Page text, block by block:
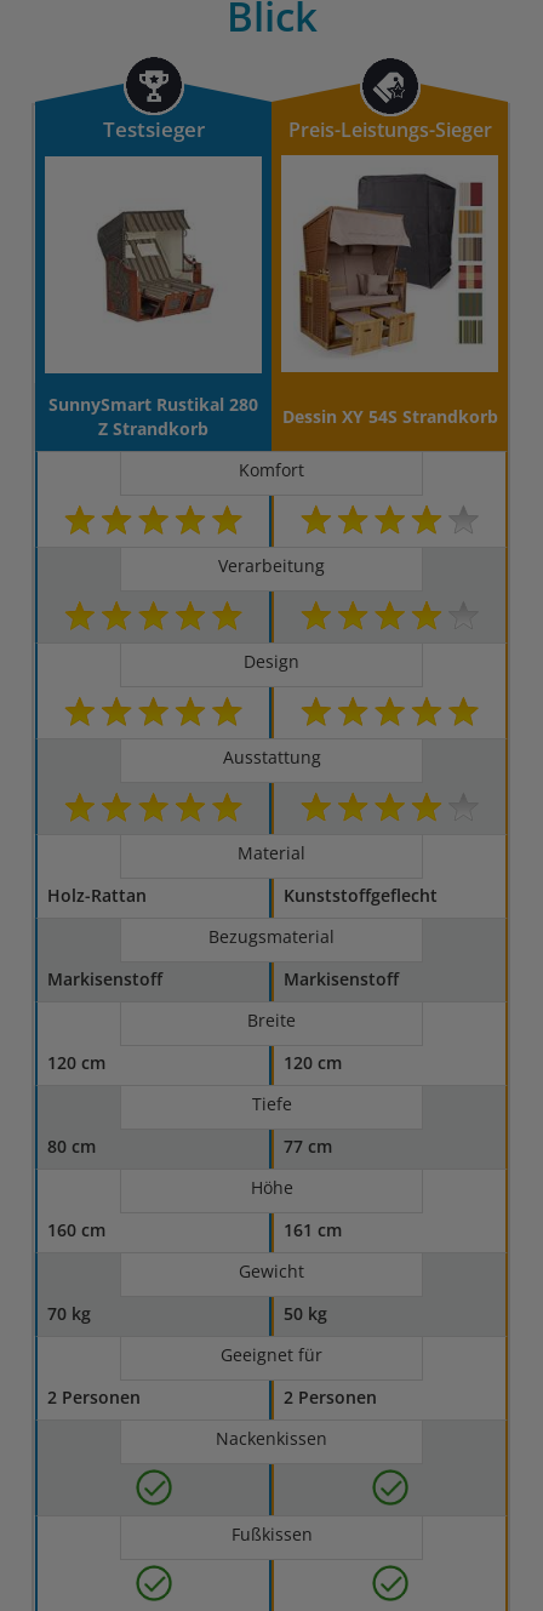
Blick
Testsieger Preis-Leistungs-Sieger
SunnySmart Rustikal 280
Z Strandkorb
Dessin XY 54S Strandkorb
Komfort
Verarbeitung
Design
Ausstattung
Material
Holz-Rattan
Kunststoffgeflecht
Bezugsmaterial
Markisenstoff
Markisenstoff
Breite
120 cm
120 cm
Tiefe
80 cm
77 cm
Höhe
160 cm
161 cm
Gewicht
70 kg
50 kg
Geeignet für
2 Personen
2 Personen
Nackenkissen
Fußkissen